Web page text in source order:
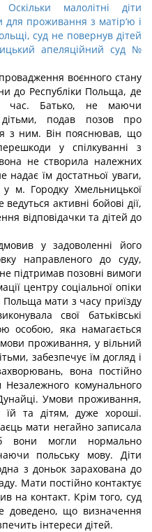
Оскільки малолітні діти
для проживання з матір‘ю і
суд не повернув дітей
апеляційний суд №
воєнного стану
до Республіки Польща, де
час. Батько, не маючи
дітьми, подав позов про
з ним. Він пояснював, що
у спілкуванні з
не створила належних
їм достатньої уваги,
м. Городку Хмельницької
активні бойові дії,
відповідачки та дітей до
у задоволенні його
направленого до суду,
підтримав позовні вимоги
центру соціальної опіки
Польща мати з часу приїзду
свої батьківські
особою, яка намагається
проживання, у вільний
забезпечує їм догляд і
вона постійно
Незалежного комунального
Умови проживання,
їй та дітям, дуже хороші.
мати негайно записала
вони могли нормально
польську мову. Діти
з доньок зарахована до
Мати постійно контактує
на контакт. Крім того, суд
доведено, що визначення
інтереси дітей.